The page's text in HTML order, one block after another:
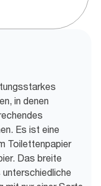
in denen
Es ist eine
Toilettenpapier
Das breite